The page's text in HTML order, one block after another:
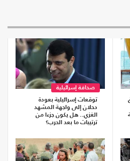
صحافة إسرائيلية
توقعات إسرائيلية بعودة
دحلان إلى واجهة المشهد
الغزي.. هل يكون جزءا من
ترتيبات ما بعد الحرب؟